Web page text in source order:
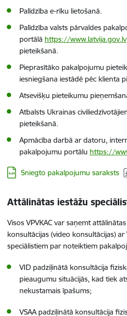
Palīdzība e-rīku lietošanā.
Palīdzība valsts pārvaldes
portālā https://www.latvija.gov.lv
pieteikšanā.
Pieprasītāko pakalpojumu
iesniegšana iestādē pēc klienta
Atsevišķu pieteikumu
Atbalsts Ukrainas
pieteikšanā.
Apmācība darbā ar datoru,
pakalpojumu portālu https://
Lejupielādēt:
Sniegto pakalpojumu saraksts
Attālinātas iestāžu
Visos VPVKAC var saņemt
konsultācijas (video konsultācijas) ar
speciālistiem par noteiktiem
VID padziļinātā konsultācija
pieaugumu situācijās, kad tiek
nekustamais īpašums;
VSAA padziļinātā konsultācija